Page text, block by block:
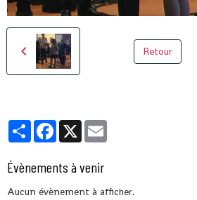
Retour
PartagerFacebook
X
Évènements à venir
Aucun évènement à afficher.